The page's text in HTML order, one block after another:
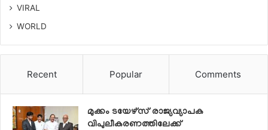
VIRAL
WORLD
Recent Popular Comments
മുക്കം ടയേഴ്സ് രാജ്യവ്യാപക
വിപുലീകരണത്തിലേക്ക്